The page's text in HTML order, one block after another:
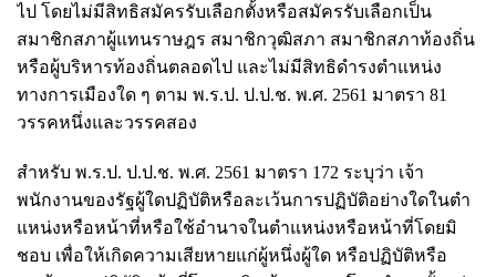
ไป โดยไม่มีสิทธิสมัครรับเลือกตั้งหรือสมัครรับเลือกเป็น
สมาชิกสภาผู้แทนราษฎร สมาชิกวุฒิสภา สมาชิกสภาท้องถิ่น
หรือผู้บริหารท้องถิ่นตลอดไป และไม่มีสิทธิดำรงตำแหน่ง
ทางการเมืองใด ๆ ตาม พ.ร.ป. ป.ป.ช. พ.ศ. 2561 มาตรา 81
วรรคหนึ่งและวรรคสอง
สำหรับ พ.ร.ป. ป.ป.ช. พ.ศ. 2561 มาตรา 172 ระบุว่า เจ้า
พนักงานของรัฐผู้ใดปฏิบัติหรือละเว้นการปฏิบัติอย่างใดในตํา
แหน่งหรือหน้าที่หรือใช้อํานาจในตําแหน่งหรือหน้าที่โดยมิ
ชอบ เพื่อให้เกิดความเสียหายแก่ผู้หนึ่งผู้ใด หรือปฏิบัติหรือ